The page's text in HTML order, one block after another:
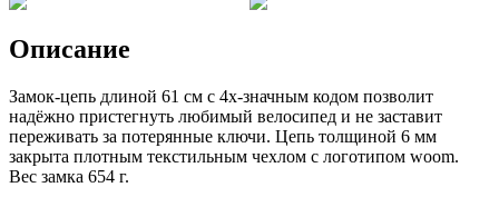
Описание
Замок-цепь длиной 61 см с 4х-значным кодом позволит
надёжно пристегнуть любимый велосипед и не заставит
переживать за потерянные ключи. Цепь толщиной 6 мм
закрыта плотным текстильным чехлом с логотипом woom.
Вес замка 654 г.